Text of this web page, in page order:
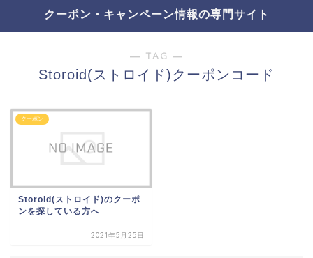
クーポン・キャンペーン情報の専門サイト
― TAG ―
Storoid(ストロイド)クーポンコード
クーポン
Storoid(ストロイド)のクーポ
ンを探している方へ
2021年5月25日